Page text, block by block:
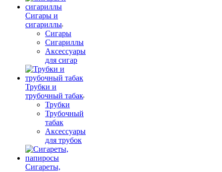
Сигары и
сигариллы
Сигары
Сигариллы
Аксессуары
для сигар
Трубки и
трубочный табак
Трубки
Трубочный
табак
Аксессуары
для трубок
Сигареты,